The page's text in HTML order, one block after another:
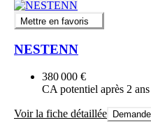
Mettre en favoris
NESTENN
380 000 €
CA potentiel après 2 ans
Voir la fiche détaillée